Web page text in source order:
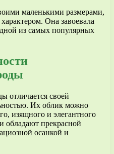
маленькими размерами,
Она завоевала
из самых популярных
отличается своей
Их облик можно
изящного и элегантного
прекрасной
осанкой и